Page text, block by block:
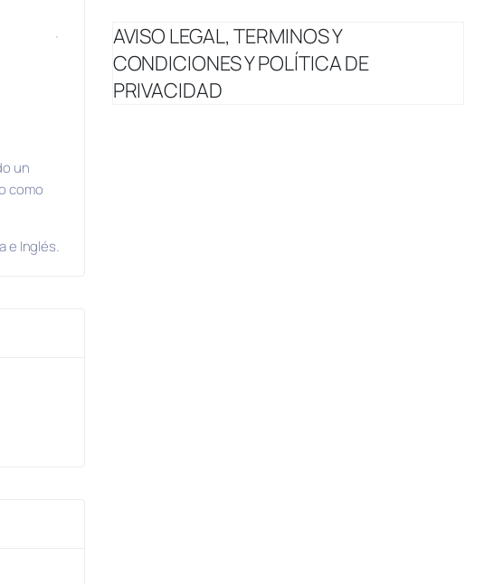
un
como
e Inglés.
AVISO LEGAL, TERMINOS Y
CONDICIONES Y POLÍTICA DE
PRIVACIDAD